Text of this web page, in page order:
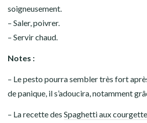
soigneusement.
– Saler, poivrer.
– Servir chaud.
Notes :
– Le pesto pourra sembler très fort
de panique, il s’adoucira, notamment
– La recette des Spaghetti aux